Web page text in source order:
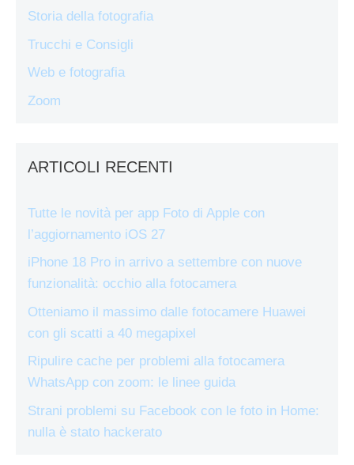
Storia della fotografia
Trucchi e Consigli
Web e fotografia
Zoom
ARTICOLI RECENTI
Tutte le novità per app Foto di Apple con
l’aggiornamento iOS 27
iPhone 18 Pro in arrivo a settembre con nuove
funzionalità: occhio alla fotocamera
Otteniamo il massimo dalle fotocamere Huawei
con gli scatti a 40 megapixel
Ripulire cache per problemi alla fotocamera
WhatsApp con zoom: le linee guida
Strani problemi su Facebook con le foto in Home:
nulla è stato hackerato